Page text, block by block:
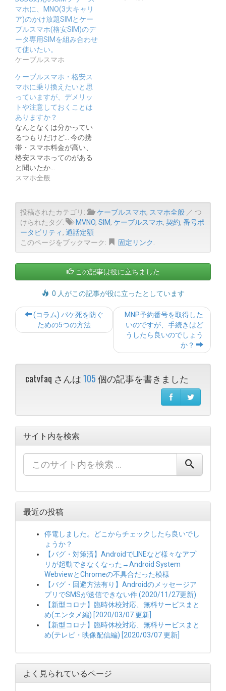
マホに、MNO(3大キャリ
ア)のかけ放題SIMとケー
ブルスマホ(格安SIM)のデ
ータ専用SIMを組み合わせ
て使いたい。
ケーブルスマホ
ケーブルスマホ・格安ス
マホに乗り換えたいと思
っていますが、デメリッ
トや注意しておくことは
ありますか？
なんとなくは分かってい
るつもりだけど… 今の携
帯・スマホ料金が高い、
格安スマホってのがある
と聞いたか…
スマホ全般
投稿されたカテゴリ: ケーブルスマホ, スマホ全般 ／ つ
けられたタグ:
MVNO, SIM, ケーブルスマホ, 契約, 番号ポ
ータビリティ , 通話定額
このページをブックマーク:
固定リンク
この記事は役に立ちました
0 人がこの記事が役に立ったとしています
Post
navigation
(コラム) パケ死を防ぐ
ための5つの方法
MNP予約番号を取得した
いのですが、手続きはど
うしたら良いのでしょう
か？
catvfaq さんは105個の記事を書きました
サイト内を検索
最近の投稿
停電しました。どこからチェックしたら良いでし
ょうか？
【バグ・対策済】AndroidでLINEなど様々なアプ
リが起動できなくなった→Android System
WebviewとChromeの不具合だった模様
【バグ・回避方法有り】Androidのメッセージア
プリでSMSが送信できない件 (2020/11/27更新)
【新型コロナ】臨時休校対応、無料サービスまと
め(エンタメ編) [2020/03/07 更新]
【新型コロナ】臨時休校対応、無料サービスまと
め(テレビ・映像配信編) [2020/03/07 更新]
よく見られているページ